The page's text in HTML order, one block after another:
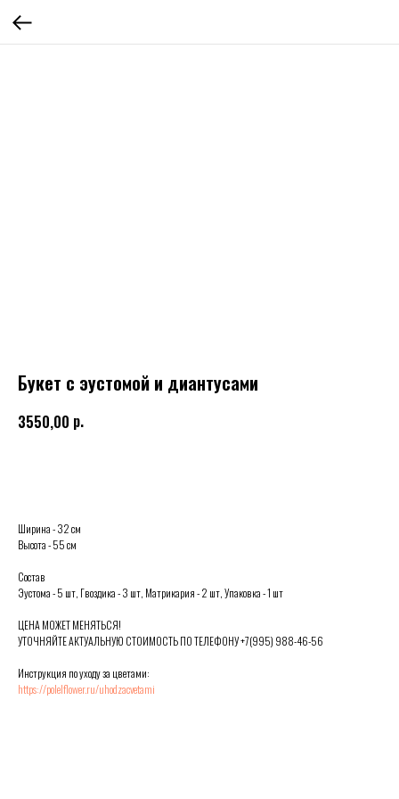
Букет с эустомой и диантусами
3550,00 р.
Ширина - 32 см
Высота - 55 см
Состав
Эустома - 5 шт, Гвоздика - 3 шт, Матрикария - 2 шт, Упаковка - 1 шт
ЦЕНА МОЖЕТ МЕНЯТЬСЯ!
УТОЧНЯЙТЕ АКТУАЛЬНУЮ СТОИМОСТЬ ПО ТЕЛЕФОНУ +7(995) 988-46-56
Инструкция по уходу за цветами:
https://polelflower.ru/uhodzacvetami